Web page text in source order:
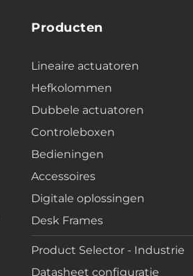
Producten
Lineaire actuatoren
Hefkolommen
Dubbele actuatoren
Controleboxen
Bedieningen
Accessoires
Digitale oplossingen
Desk Frames
Product Selector - Industrie
Datasheet configuratie